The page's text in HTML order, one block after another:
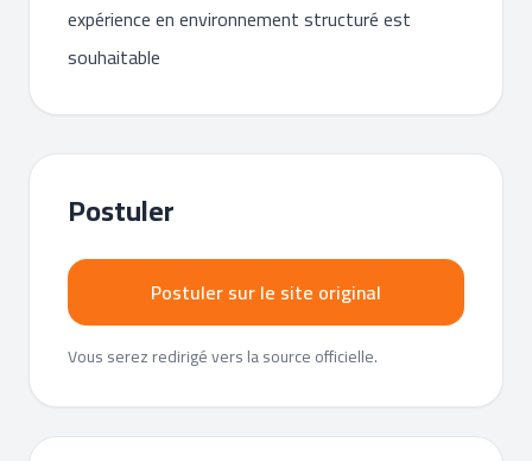
expérience en environnement structuré est
souhaitable
Postuler
Postuler sur le site original
Vous serez redirigé vers la source officielle.